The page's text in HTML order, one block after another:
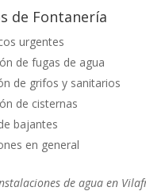
de Fontanería
urgentes
de fugas de agua
de grifos y sanitarios
de cisternas
bajantes
en general
de agua en